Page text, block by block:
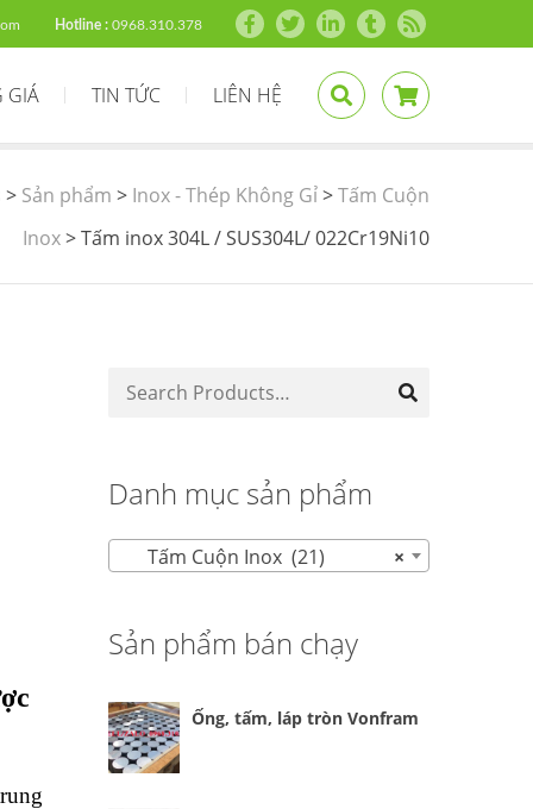
Hotline : 0968.310.378
GIÁ TIN TỨC LIÊN HỆ
> Sản phẩm > Inox - Thép Không Gỉ>Tấm Cuộn
Inox>Tấm inox 304L / SUS304L/ 022Cr19Ni10
Danh mục sản phẩm
×
Tấm Cuộn Inox (21)
Sản phẩm bán chạy
Ống, tấm, láp tròn Vonfram